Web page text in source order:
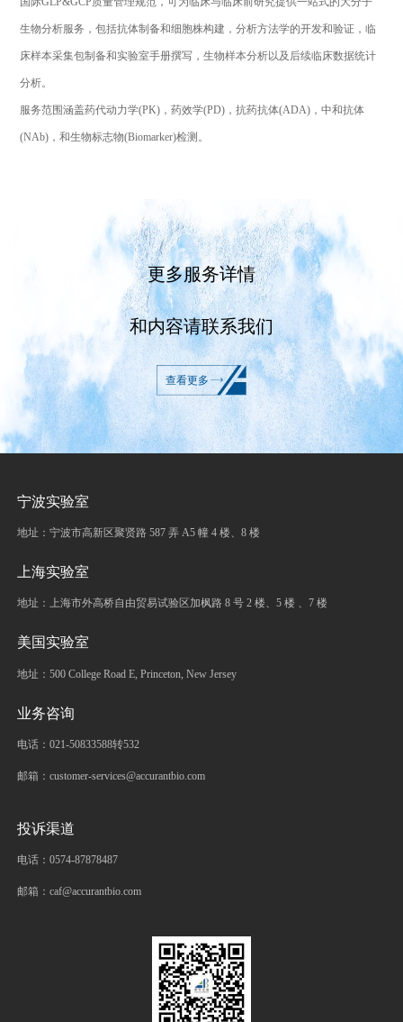
生物分析服务，包括抗体制备和细胞株构建，分析方法学的开发和验证，临
床样本采集包制备和实验室手册撰写，生物样本分析以及后续临床数据统计
分析。
服务范围涵盖药代动力学(PK)，药效学(PD)，抗药抗体(ADA)，中和抗体
(NAb)，和生物标志物(Biomarker)检测。
更多服务详情
和内容请联系我们
查看更多
宁波实验室
地址：宁波市高新区聚贤路 587 弄 A5 幢 4 楼、8 楼
上海实验室
地址：上海市外高桥自由贸易试验区加枫路 8 号 2 楼、5 楼 、7 楼
美国实验室
地址：500 College Road E, Princeton, New Jersey
业务咨询
电话：021-50833588转532
邮箱：customer-services@accurantbio.com
投诉渠道
电话：0574-87878487
邮箱：caf@accurantbio.com